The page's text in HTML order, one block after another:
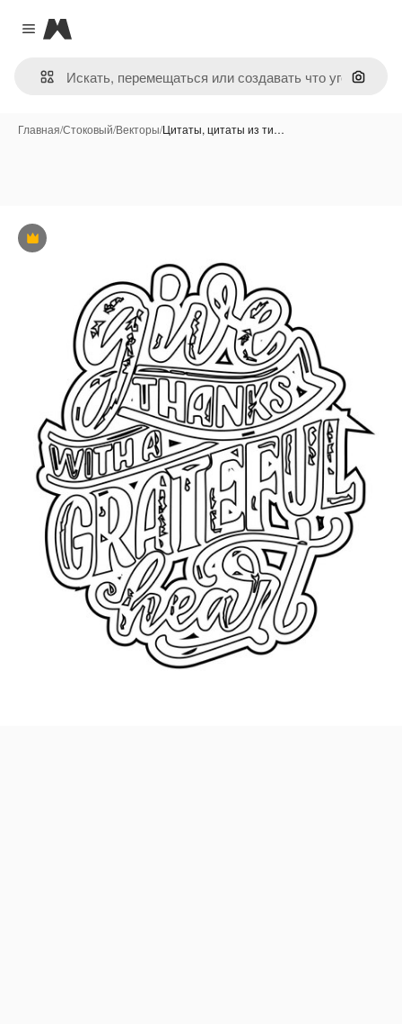
Close menu
Magnific
Поиск
Главная/Стоковый/Векторы/Цитаты, цитаты из ти…
Премиум